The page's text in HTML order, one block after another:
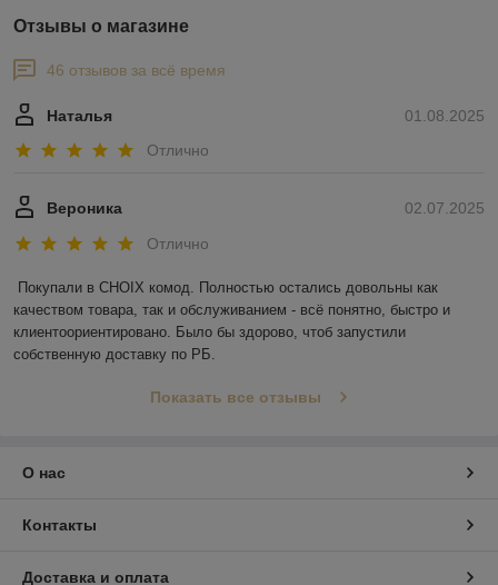
Отзывы о магазине
46 отзывов за всё время
01.08.2025
Наталья
Отлично
02.07.2025
Вероника
Отлично
Покупали в CHOIX комод. Полностью остались довольны как
качеством товара, так и обслуживанием - всё понятно, быстро и
клиентоориентировано. Было бы здорово, чтоб запустили
собственную доставку по РБ.
Показать все отзывы
О нас
Контакты
Доставка и оплата